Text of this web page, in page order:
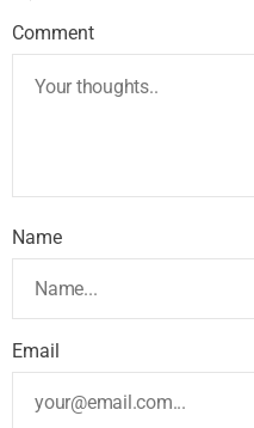
Comment
Name
Email